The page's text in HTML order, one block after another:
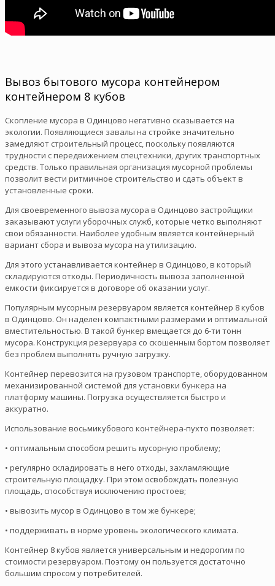
Вывоз бытового мусора контейнером
контейнером 8 кубов
Скопление мусора в Одинцово негативно сказывается на
экологии. Появляющиеся завалы на стройке значительно
замедляют строительный процесс, поскольку появляются
трудности с передвижением спецтехники, других транспортных
средств. Только правильная организация мусорной проблемы
позволит вести ритмичное строительство и сдать объект в
установленные сроки.
Для своевременного вывоза мусора в Одинцово застройщики
заказывают услуги уборочных служб, которые четко выполняют
свои обязанности. Наиболее удобным является контейнерный
вариант сбора и вывоза мусора на утилизацию.
Для этого устанавливается контейнер в Одинцово, в который
складируются отходы. Периодичность вывоза заполненной
емкости фиксируется в договоре об оказании услуг.
Популярным мусорным резервуаром является контейнер 8 кубов
в Одинцово. Он наделен компактными размерами и оптимальной
вместительностью. В такой бункер вмещается до 6-ти тонн
мусора. Конструкция резервуара со скошенным бортом позволяет
без проблем выполнять ручную загрузку.
Контейнер перевозится на грузовом транспорте, оборудованном
механизированной системой для установки бункера на
платформу машины. Погрузка осуществляется быстро и
аккуратно.
Использование восьмикубового контейнера-пухто позволяет:
• оптимальным способом решить мусорную проблему;
• регулярно складировать в него отходы, захламляющие
строительную площадку. При этом освобождать полезную
площадь, способствуя исключению простоев;
• вывозить мусор в Одинцово в том же бункере;
• поддерживать в норме уровень экологического климата.
Контейнер 8 кубов является универсальным и недорогим по
стоимости резервуаром. Поэтому он пользуется достаточно
большим спросом у потребителей.